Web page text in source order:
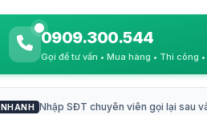
0909.300.544
Gọi để tư vấn • Mua hàng • Thi công •
NHANH Nhập SĐT chuyên viên gọi lại sau